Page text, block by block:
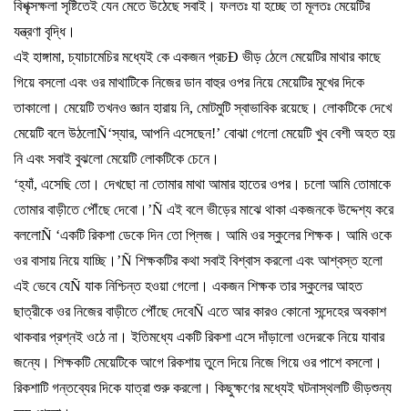
বিশৃক্সক্ষলা সৃষ্টিতেই যেন মেতে উঠেছে সবাই। ফলতঃ যা হচ্ছে তা মূলতঃ মেয়েটির
যন্ত্রণা বৃদ্ধি।
এই হাঙ্গামা,চ্যাচামেচির মধ্যেই কে একজন প্রচÐ ভীড় ঠেলে মেয়েটির মাথার কাছে
গিয়ে বসলো এবং ওর মাথাটিকে নিজের ডান বাহুর ওপর নিয়ে মেয়েটির মুখের দিকে
তাকালো। মেয়েটি তখনও জ্ঞান হারায় নি, মোটমুটি স্বাভাবিক রয়েছে। লোকটিকে দেখে
মেয়েটি বলে উঠলোÑ‘স্যার, আপনি এসেছেন!’ বোঝা গেলো মেয়েটি খুব বেশী অহত হয়
নি এবং সবাই বুঝলো মেয়েটি লোকটিকে চেনে।
‘হ্যাঁ, এসেছি তো। দেখছো না তোমার মাথা আমার হাতের ওপর। চলো আমি তোমাকে
তোমার বাড়ীতে পৌঁছে দেবো। ’Ñ এই বলে ভীড়ের মাঝে থাকা একজনকে উদ্দেশ্য করে
বললোÑ ‘একটি রিকশা ডেকে দিন তো প্লিজ। আমি ওর স্কুলের শিক্ষক। আমি ওকে
ওর বাসায় নিয়ে যাচ্ছি। ’Ñ শিক্ষকটির কথা সবাই বিশ্বাস করলো এবং আশ্বস্ত হলো
এই ভেবে যেÑ যাক নিশ্চিন্ত হওয়া গেলো। একজন শিক্ষক তার স্কুলের আহত
ছাত্রীকে ওর নিজের বাড়ীতে পৌঁছে দেবেÑ এতে আর কারও কোনো সন্দেহের অবকাশ
থাকবার প্রশ্নই ওঠে না। ইতিমধ্যে একটি রিকশা এসে দাঁড়ালো ওদেরকে নিয়ে যাবার
জন্যে। শিক্ষকটি মেয়েটিকে আগে রিকশায় তুলে দিয়ে নিজে গিয়ে ওর পাশে বসলো।
রিকশাটি গন্তব্যের দিকে যাত্রা শুরু করলো। কিছুক্ষণের মধ্যেই ঘটনাস্থলটি ভীড়শুন্য